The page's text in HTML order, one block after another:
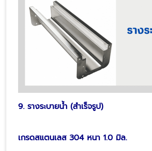
9. รางระบายน้ำ (สำเร็จรูป)
เกรดสแตนเลส 304 หนา 1.0 มิล.